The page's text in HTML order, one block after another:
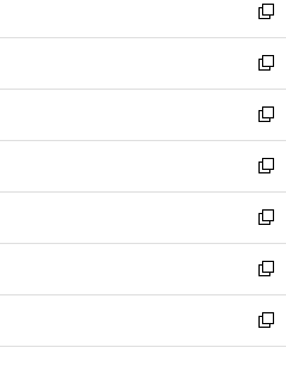
く
ド
ウ
で
開
く
ィ
ン
ド
ウ
で
開
く
い
ウ
ィ
ン
ド
ウ
で
開
く
新
し
い
ウ
ィ
ン
ド
ウ
で
開
く
新
し
い
ウ
ィ
ン
ド
ウ
で
開
く
新
し
い
ウ
ィ
ン
ド
ウ
で
開
新
し
い
ウ
ィ
ン
ド
ウ
新
し
い
ウ
ィ
ン
新
し
い
ウ
新
し